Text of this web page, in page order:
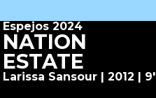
Espejos 2024
NATION
ESTATE
Larissa Sansour | 2012 | 9'